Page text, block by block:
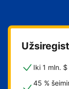
Iki 1 mln.
45 %